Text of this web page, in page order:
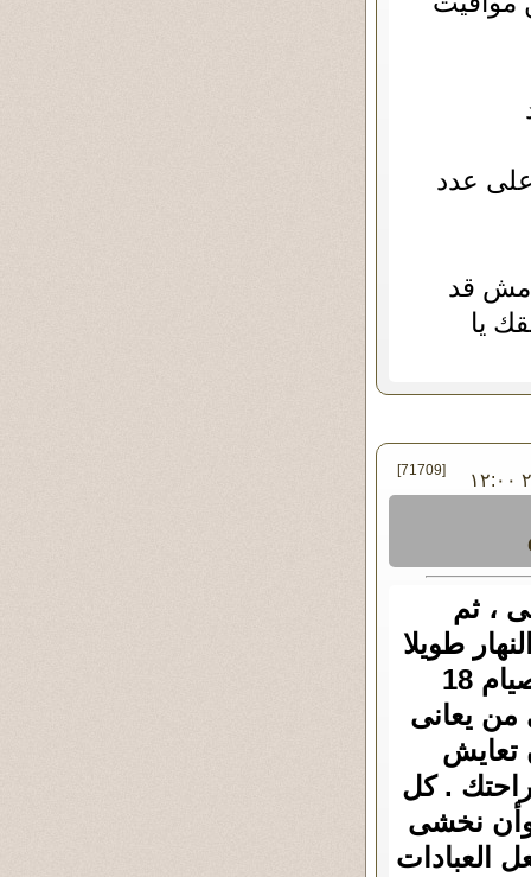
عدد
مش قد
يا
في الأربعاء ٠١ - مايو - ٢٠١٣ ١٢:٠٠ [71709]
، ثم
طويلا
كما يحدث هناك فى الصيف ـ وبحيث يكون صعبا الصيام 18
من يعانى
تعايش
. كل
وأن نخشى
العبادات